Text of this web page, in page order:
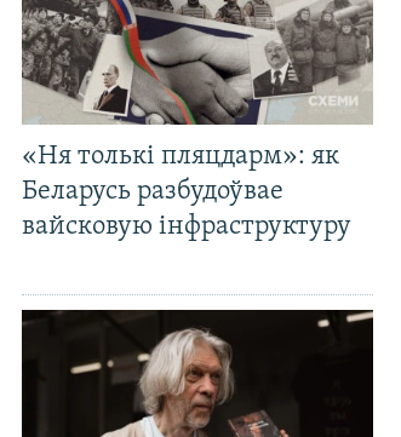
«Ня толькі пляцдарм»: як
Беларусь разбудоўвае
вайсковую інфраструктуру